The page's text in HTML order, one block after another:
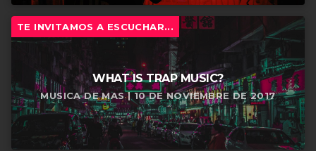
TE INVITAMOS A ESCUCHAR...
WHAT IS TRAP MUSIC?
MUSICA DE MAS | 10 DE NOVIEMBRE DE 2017